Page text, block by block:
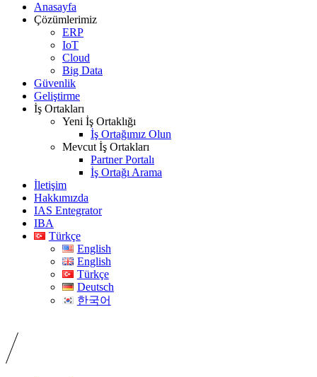
Anasayfa
Çözümlerimiz
ERP
IoT
Cloud
Big Data
Güvenlik
Geliştirme
İş Ortakları
Yeni İş Ortaklığı
İş Ortağımız Olun
Mevcut İş Ortakları
Partner Portalı
İş Ortağı Arama
İletişim
Hakkımızda
IAS Entegrator
IBA
Türkçe
English
English
Türkçe
Deutsch
한국어